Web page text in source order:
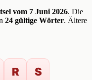
vom 7 Juni 2026. Die
24 gültige Wörter. Ältere
R S